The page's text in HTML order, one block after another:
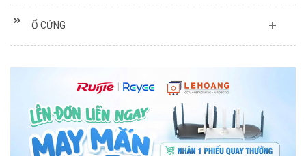
Ổ CỨNG